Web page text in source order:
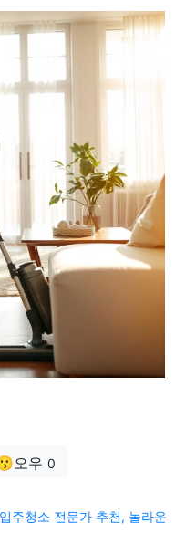
오우 0
주청소 전문가 추천, 놀라운